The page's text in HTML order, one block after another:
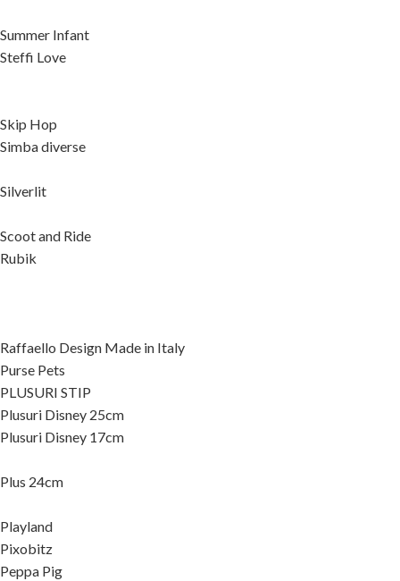
Summer Infant
Steffi Love
Skip Hop
Simba diverse
Silverlit
Scoot and Ride
Rubik
Raffaello Design Made in Italy
Purse Pets
PLUSURI STIP
Plusuri Disney 25cm
Plusuri Disney 17cm
Plus 24cm
Playland
Pixobitz
Peppa Pig